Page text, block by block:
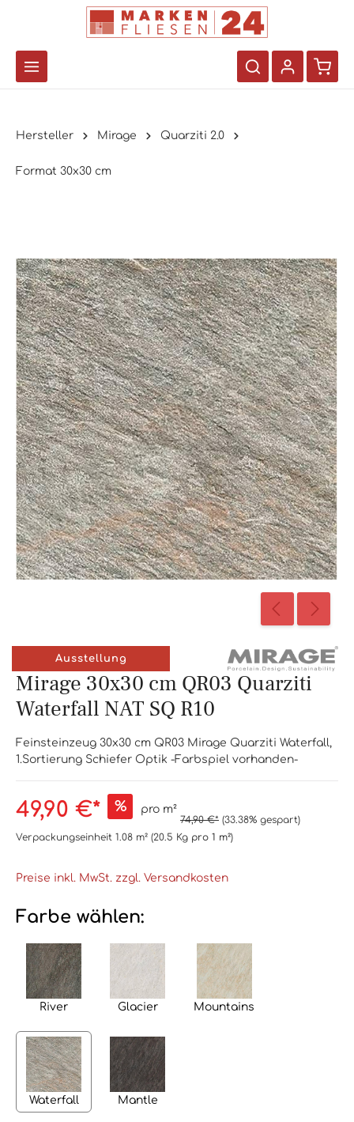
Hersteller Mirage Quarziti 2.0
Format 30x30 cm
Ausstellung
Mirage 30x30 cm QR03 Quarziti
Waterfall NAT SQ R10
Feinsteinzeug 30x30 cm QR03 Mirage Quarziti Waterfall,
1.Sortierung Schiefer Optik -Farbspiel vorhanden-
49,90 €* % pro m²
74,90 €* (33.38% gespart)
Verpackungseinheit 1.08 m² (20.5 Kg pro 1 m²)
Preise inkl. MwSt. zzgl. Versandkosten
Farbe wählen:
River Glacier Mountains
Waterfall Mantle